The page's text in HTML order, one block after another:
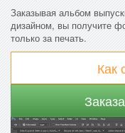
Заказывая альбом
дизайном, вы получите
только за печать.
Как